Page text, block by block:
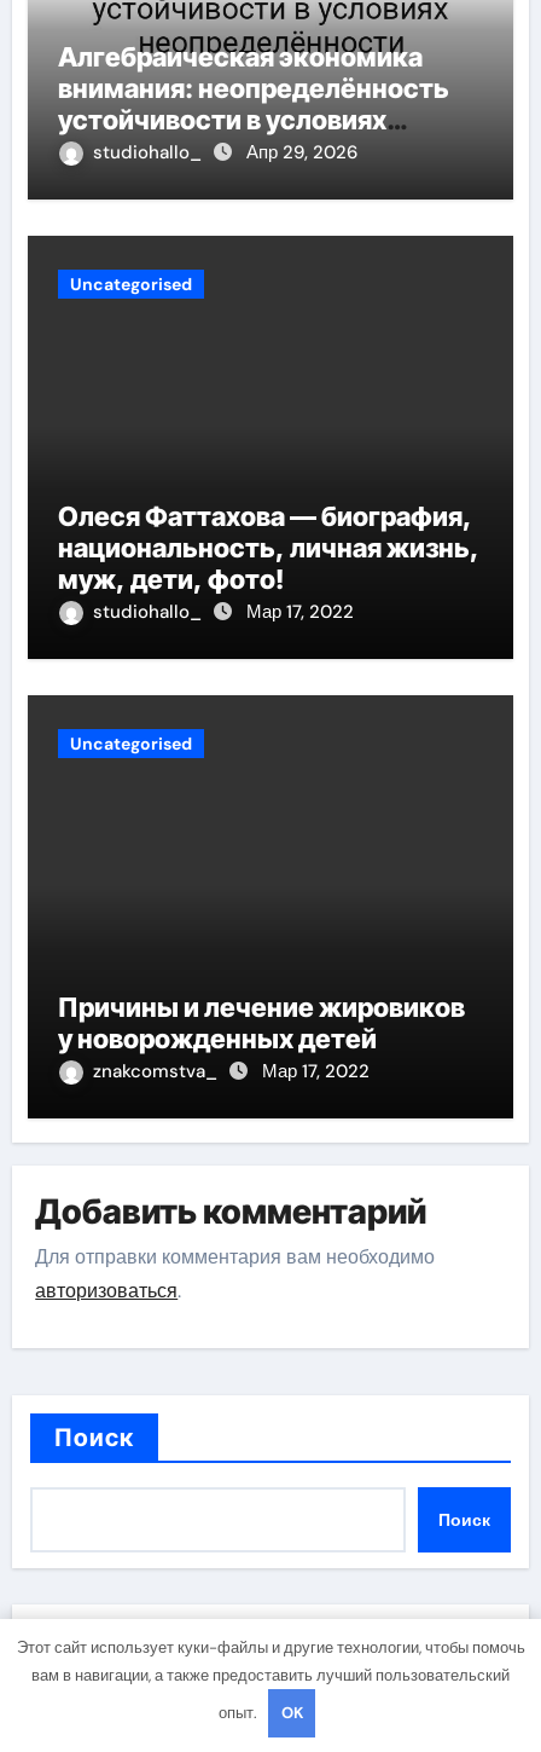
Алгебраическая экономика
внимания: неопределённость
устойчивости в условиях
неопределённости
studiohallo_ Апр 29, 2026
Uncategorised
Олеся Фаттахова — биография,
национальность, личная жизнь,
муж, дети, фото!
studiohallo_ Мар 17, 2022
Uncategorised
Причины и лечение жировиков
у новорожденных детей
znakcomstva_ Мар 17, 2022
Добавить комментарий
Для отправки комментария вам необходимо
авторизоваться.
Поиск
Поиск
Последние записи
Авиабилеты между столицей и сибирским городом:
Этот сайт использует куки-файлы и другие технологии, чтобы помочь
вам в навигации, а также предоставить лучший пользовательский
опыт.
OK